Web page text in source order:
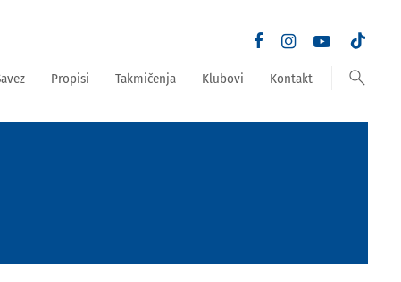
Propisi Takmičenja Klubovi Kontakt search